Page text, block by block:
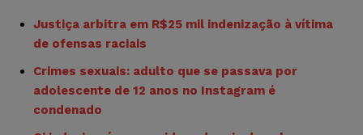
Justiça arbitra em R$25 mil indenização à vítima
de ofensas raciais
Crimes sexuais: adulto que se passava por
adolescente de 12 anos no Instagram é
condenado